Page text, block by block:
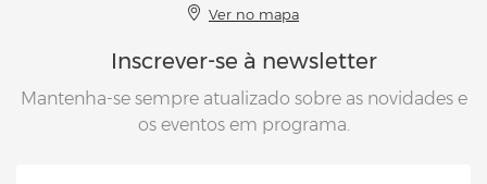
Ver no mapa
Inscrever-se à newsletter
Mantenha-se sempre atualizado sobre as novidades e
os eventos em programa.